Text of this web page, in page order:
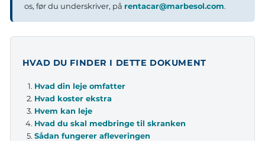
os, før du underskriver, på rentacar@marbesol.com.
HVAD DU FINDER I DETTE DOKUMENT
Hvad din leje omfatter
Hvad koster ekstra
Hvem kan leje
Hvad du skal medbringe til skranken
Sådan fungerer afleveringen